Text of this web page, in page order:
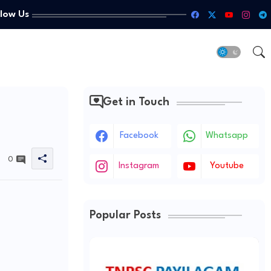
Us
0
Get in Touch
Facebook Whatsapp
Instagram Youtube
Popular Posts